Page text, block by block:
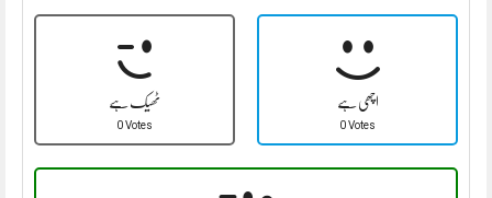
ٹھیک ہے
0 Votes
اچھی ہے
0 Votes